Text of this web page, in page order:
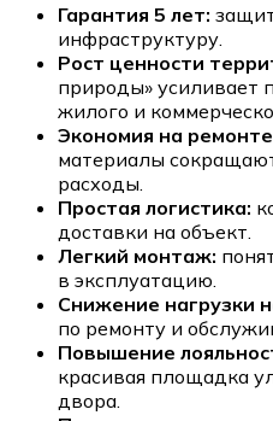
Гарантия 5 лет:
инфраструктуру.
Рост ценности
природы» усиливает
жилого и
Экономия на
материалы
расходы.
Простая логистика:
доставки на объект.
Легкий монтаж:
в эксплуатацию.
Снижение нагрузки
по ремонту и
Повышение
красивая площадка
двора.